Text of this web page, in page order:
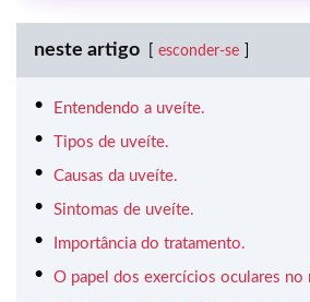
neste artigo esconder-se
Entendendo a uveíte.
Tipos de uveíte.
Causas da uveíte.
Sintomas de uveíte.
Importância do tratamento.
O papel dos exercícios oculares no